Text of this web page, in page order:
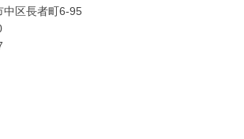
区長者町6-95